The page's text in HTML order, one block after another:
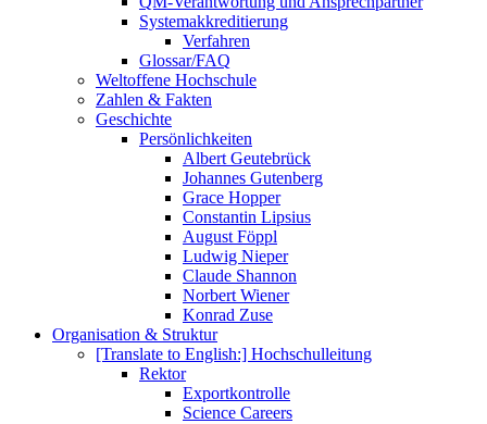
Systemakkreditierung
Verfahren
Glossar/FAQ
Weltoffene Hochschule
Zahlen & Fakten
Geschichte
Persönlichkeiten
Albert Geutebrück
Johannes Gutenberg
Grace Hopper
Constantin Lipsius
August Föppl
Ludwig Nieper
Claude Shannon
Norbert Wiener
Konrad Zuse
Organisation & Struktur
[Translate to English:] Hochschulleitung
Rektor
Exportkontrolle
Science Careers